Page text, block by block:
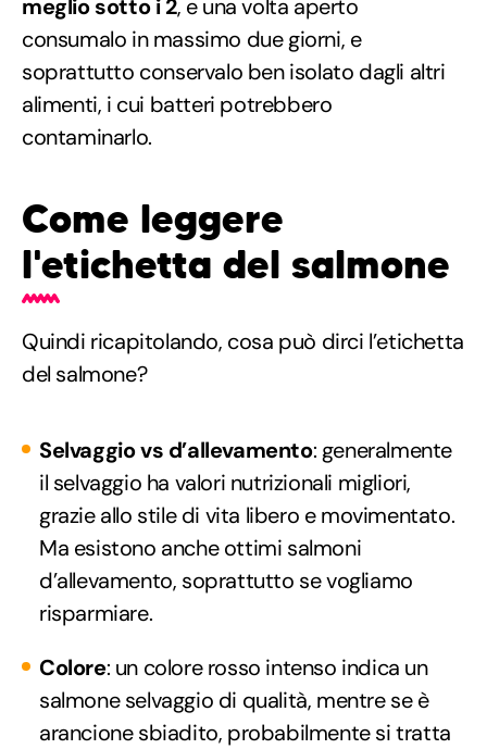
meglio sotto i 2, e una volta aperto
consumalo in massimo due giorni, e
soprattutto conservalo ben isolato dagli altri
alimenti, i cui batteri potrebbero
contaminarlo.
Come leggere
l'etichetta del salmone
Quindi ricapitolando, cosa può dirci l’etichetta
del salmone?
Selvaggio vs d’allevamento: generalmente
il selvaggio ha valori nutrizionali migliori,
grazie allo stile di vita libero e movimentato.
Ma esistono anche ottimi salmoni
d’allevamento, soprattutto se vogliamo
risparmiare.
Colore: un colore rosso intenso indica un
salmone selvaggio di qualità, mentre se è
arancione sbiadito, probabilmente si tratta